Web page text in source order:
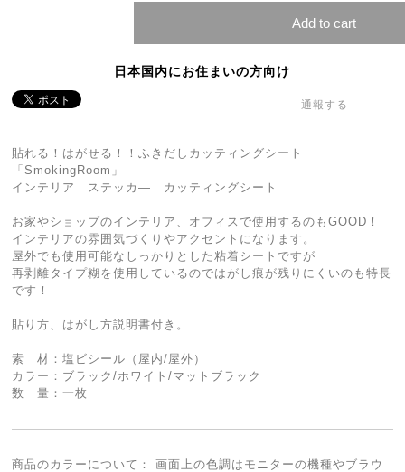
Add to cart
日本国内にお住まいの方向け
通報する
貼れる！はがせる！！ふきだしカッティングシート
「SmokingRoom」
インテリア ステッカ― カッティングシート
お家やショップのインテリア、オフィスで使用するのもGOOD！
インテリアの雰囲気づくりやアクセントになります。
屋外でも使用可能なしっかりとした粘着シートですが
再剥離タイプ糊を使用しているのではがし痕が残りにくいのも特長
です！
貼り方、はがし方説明書付き。
素 材：塩ビシール（屋内/屋外）
カラー：ブラック/ホワイト/マットブラック
数 量：一枚
商品のカラーについて： 画面上の色調はモニターの機種やブラウ